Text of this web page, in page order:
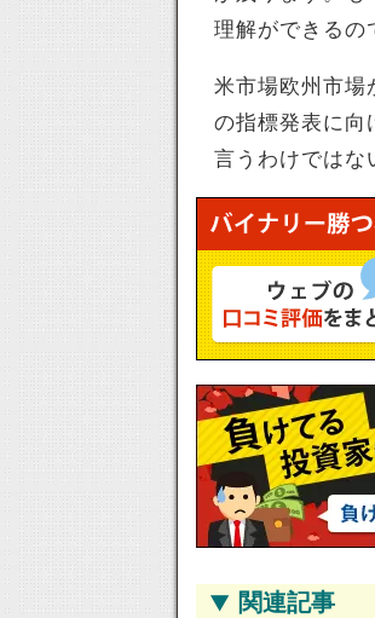
理解ができるの
米市場欧州市場
の指標発表に向
言うわけではな
関連記事